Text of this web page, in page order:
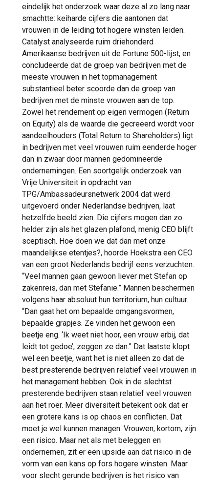
eindelijk het onderzoek waar deze al zo lang naar
smachtte: keiharde cijfers die aantonen dat
vrouwen in de leiding tot hogere winsten leiden.
Catalyst analyseerde ruim driehonderd
Amerikaanse bedrijven uit de Fortune 500-lijst, en
concludeerde dat de groep van bedrijven met de
meeste vrouwen in het topmanagement
substantieel beter scoorde dan de groep van
bedrijven met de minste vrouwen aan de top.
Zowel het rendement op eigen vermogen (Return
on Equity) als de waarde die gecreëerd wordt voor
aandeelhouders (Total Return to Shareholders) ligt
in bedrijven met veel vrouwen ruim eenderde hoger
dan in zwaar door mannen gedomineerde
ondernemingen. Een soortgelijk onderzoek van
Vrije Universiteit in opdracht van
TPG/Ambassadeursnetwerk 2004 dat werd
uitgevoerd onder Nederlandse bedrijven, laat
hetzelfde beeld zien. Die cijfers mogen dan zo
helder zijn als het glazen plafond, menig CEO blijft
sceptisch. Hoe doen we dat dan met onze
maandelijkse etentjes?, hoorde Hoekstra een CEO
van een groot Nederlands bedrijf eens verzuchten.
“Veel mannen gaan gewoon liever met Stefan op
zakenreis, dan met Stefanie.” Mannen beschermen
volgens haar absoluut hun territorium, hun cultuur.
“Dan gaat het om bepaalde omgangsvormen,
bepaalde grapjes. Ze vinden het gewoon een
beetje eng. ‘Ik weet niet hoor, een vrouw erbij, dat
leidt tot gedoe’, zeggen ze dan.” Dat laatste klopt
wel een beetje, want het is niet alleen zo dat de
best presterende bedrijven relatief veel vrouwen in
het management hebben. Ook in de slechtst
presterende bedrijven staan relatief veel vrouwen
aan het roer. Meer diversiteit betekent ook dat er
een grotere kans is op chaos en conflicten. Dat
moet je wel kunnen managen. Vrouwen, kortom, zijn
een risico. Maar net als met beleggen en
ondernemen, zit er een upside aan dat risico in de
vorm van een kans op fors hogere winsten. Maar
voor slecht gerunde bedrijven is het risico van